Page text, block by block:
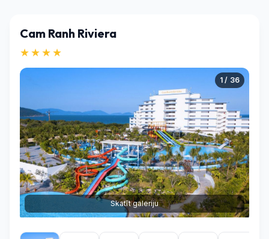
Cam Ranh Riviera
★★★★
1 / 36
Skatīt galeriju